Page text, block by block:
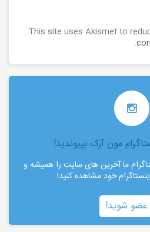
This site uses Akismet to
.
مون آرک بپیوندید!
ما آخرین های سایت را همیشه و
خود مشاهده کنید!
عضو شوید!